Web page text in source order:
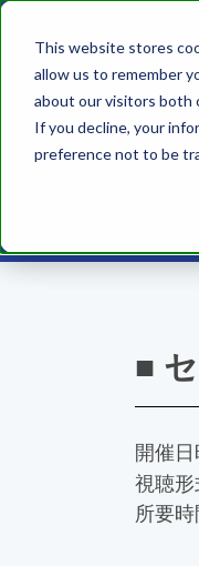
This website stores
allow us to remember
about our visitors both
If you decline, your
preference not to be
■
開催日
視聴形
所要